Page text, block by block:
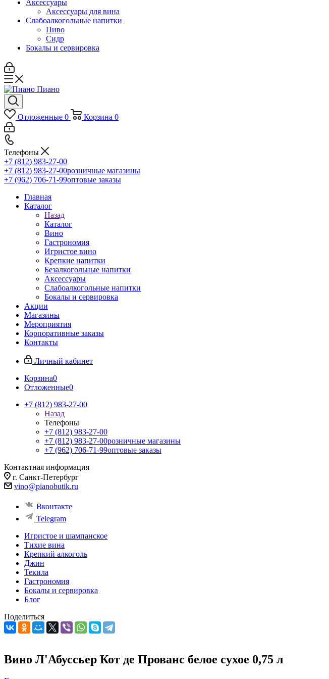
Аксессуары
Аксессуары для вина
Слабоалкогольные напитки
Пиво
Сидр
Бокалы и сервировка
Отложенные 0 Корзина 0
Телефоны
+7 (812) 983-27-00
+7 (812) 983-27-00розничные магазины
+7 (962) 706-71-99оптовые заказы
Главная
Каталог
Назад
Каталог
Вино
Гастрономия
Игристое вино
Крепкие напитки
Безалкогольные напитки
Аксессуары
Слабоалкогольные напитки
Бокалы и сервировка
Акции
Магазины
Мероприятия
Корпоративные заказы
Контакты
Личный кабинет
Корзина0
Отложенные0
+7 (812) 983-27-00
Назад
Телефоны
+7 (812) 983-27-00
+7 (812) 983-27-00розничные магазины
+7 (962) 706-71-99оптовые заказы
Контактная информация
г. Санкт-Петербург
vino@pianobutik.ru
Вконтакте
Telegram
Игристое и шампанское
Тихие вина
Крепкий алкоголь
Джин
Текила
Гастрономия
Бокалы и сервировка
Блог
Поделиться
Вино Л'Абуссьер Кот де Прованс белое сухое 0,75 л